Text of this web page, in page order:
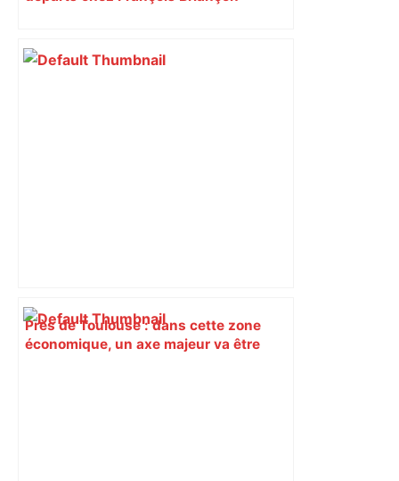
Près de Toulouse : dans cette zone
économique, un axe majeur va être